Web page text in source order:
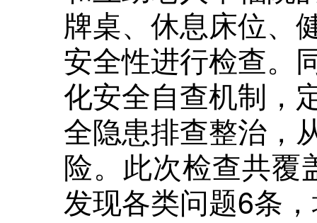
牌桌、休息床位、
安全性进行检查。
化安全自查机制，
全隐患排查整治，
险。此次检查共覆
发现各类问题6条